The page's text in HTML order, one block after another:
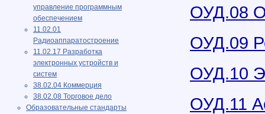
управление программным
обеспечением
11.02.01
Радиоаппаратостроение
11.02.17 Разработка
электронных устройств и
систем
38.02.04 Коммерция
38.02.08 Торговое дело
Образовательные стандарты
ОУД.08
ОУД.09
ОУД.10
ОУД.11